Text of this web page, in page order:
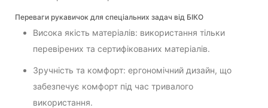
Переваги рукавичок для спеціальних задач від БІКО
Висока якість матеріалів: використання тільки
перевірених та сертифікованих матеріалів.
Зручність та комфорт: ергономічний дизайн, що
забезпечує комфорт під час тривалого
використання.